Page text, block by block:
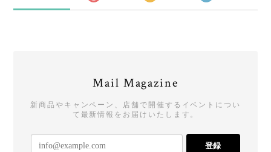
Mail Magazine
新商品やキャンペーン、店舗で開催するイベントについ
て最新情報をお届けいたします。
登録